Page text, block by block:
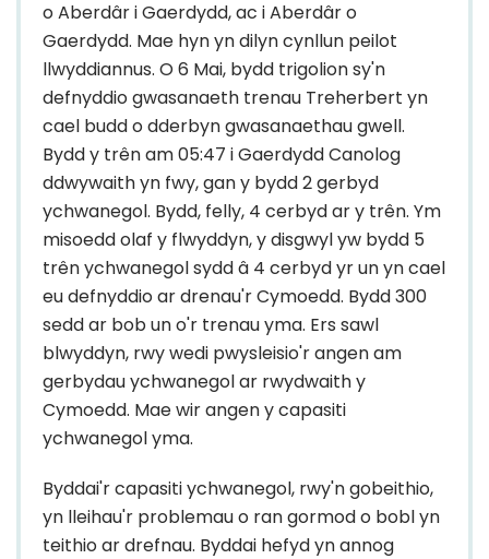
o Aberdâr i Gaerdydd, ac i Aberdâr o
Gaerdydd. Mae hyn yn dilyn cynllun peilot
llwyddiannus. O 6 Mai, bydd trigolion sy'n
defnyddio gwasanaeth trenau Treherbert yn
cael budd o dderbyn gwasanaethau gwell.
Bydd y trên am 05:47 i Gaerdydd Canolog
ddwywaith yn fwy, gan y bydd 2 gerbyd
ychwanegol. Bydd, felly, 4 cerbyd ar y trên. Ym
misoedd olaf y flwyddyn, y disgwyl yw bydd 5
trên ychwanegol sydd â 4 cerbyd yr un yn cael
eu defnyddio ar drenau'r Cymoedd. Bydd 300
sedd ar bob un o'r trenau yma. Ers sawl
blwyddyn, rwy wedi pwysleisio'r angen am
gerbydau ychwanegol ar rwydwaith y
Cymoedd. Mae wir angen y capasiti
ychwanegol yma.
Byddai'r capasiti ychwanegol, rwy'n gobeithio,
yn lleihau'r problemau o ran gormod o bobl yn
teithio ar drefnau. Byddai hefyd yn annog